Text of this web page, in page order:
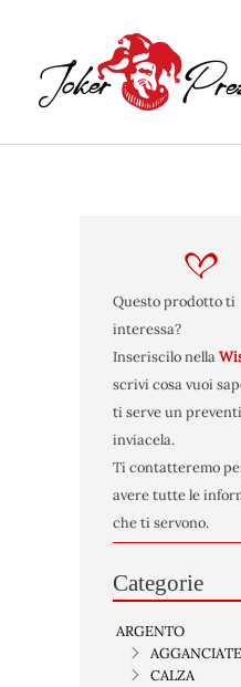
contenuto
Questo prodotto ti
interessa?
Inseriscilo nella
scrivi cosa vuoi
ti serve un
inviacela.
Ti contatteremo
avere tutte le
che ti servono.
Categorie
ARGENTO
AGGANCIATE
CALZA